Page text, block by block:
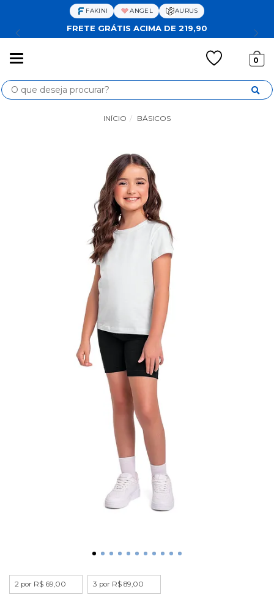
FAKINI ANGEL AURUS
FRETE GRÁTIS ACIMA DE 219,90
0
Busca
INÍCIO BÁSICOS
2 por R$ 69,00 3 por R$ 89,00